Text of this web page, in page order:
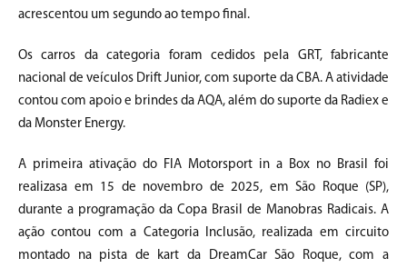
acrescentou um segundo ao tempo final.
Os carros da categoria foram cedidos pela GRT, fabricante
nacional de veículos Drift Junior, com suporte da CBA. A atividade
contou com apoio e brindes da AQA, além do suporte da Radiex e
da Monster Energy.
A primeira ativação do FIA Motorsport in a Box no Brasil foi
realizasa em 15 de novembro de 2025, em São Roque (SP),
durante a programação da Copa Brasil de Manobras Radicais. A
ação contou com a Categoria Inclusão, realizada em circuito
montado na pista de kart da DreamCar São Roque, com a